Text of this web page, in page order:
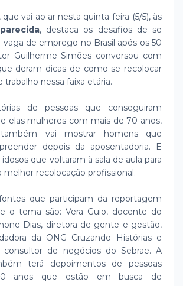
que vai ao ar nesta quinta-feira (5/5), às
, destaca os desafios de se
de emprego no Brasil após os 50
Guilherme Simões conversou com
deram dicas de como se recolocar
trabalho nessa faixa etária.
de pessoas que conseguiram
elas mulheres com mais de 70 anos,
vai mostrar homens que
depois da aposentadoria. E
que voltaram à sala de aula para
melhor recolocação profissional.
que participam da reportagem
o tema são: Vera Guio, docente do
Dias, diretora de gente e gestão,
da ONG Cruzando Histórias e
consultor de negócios do Sebrae. A
terá depoimentos de pessoas
anos que estão em busca de